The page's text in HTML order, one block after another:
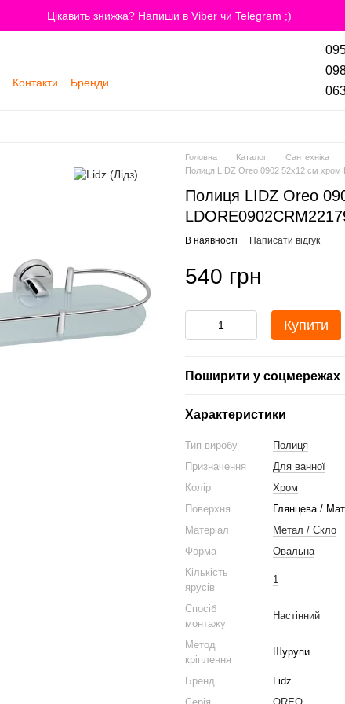
Цікавить знижка? Напиши в Viber чи Telegram ;)
Контакти
Бренди
Головна Каталог
Сантехніка
Полиця LIDZ Oreo 0902 52х12 см хром
Полиця LIDZ Oreo
В наявності Написати відгук
540 грн
Купити
Поширити у соцмережах
Характеристики
Тип виробу
Полиця
Призначення
Для ванної
Колір
Хром
Поверхня
Глянцева /
Матеріал
Метал / Скло
Форма
Овальна
Кількість
ярусів
1
Спосіб
монтажу
Настінний
Метод
кріплення
Шурупи
Бренд
Lidz